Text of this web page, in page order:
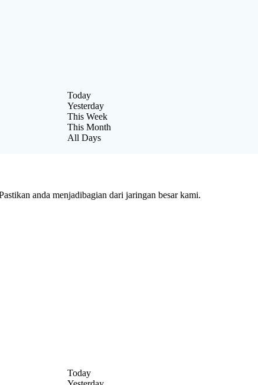
Today
Yesterday
This Week
This Month
All Days
anda menjadibagian dari jaringan besar kami.
Today